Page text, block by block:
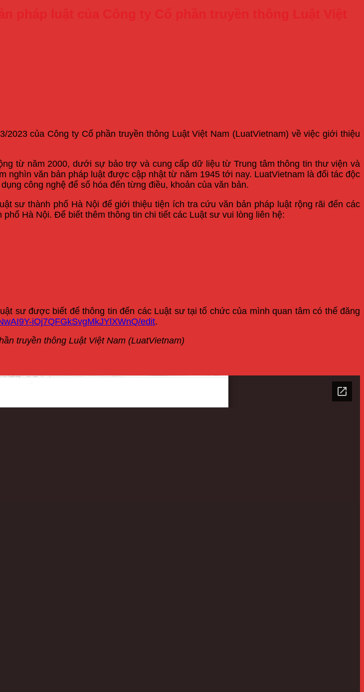
của Công ty Cổ phần truyền thông Luật Việt Nam (LuatVietnam) về việc giới thiệu
từ năm 2000, dưới sự bảo trợ và cung cấp dữ liệu từ Trung tâm thông tin thư viện và
nghìn văn bản pháp luật được cập nhật từ năm 1945 tới nay. LuatVietnam là đối tác độc
công nghệ để số hóa đến từng điều, khoản của văn bản.
sư thành phố Hà Nội để giới thiệu tiện ích tra cứu văn bản pháp luật rộng rãi đến các
Hà Nội. Để biết thêm thông tin chi tiết các Luật sư vui lòng liên hệ:
sư được biết để thông tin đến các Luật sư tại tổ chức của mình quan tâm có thể đăng
iOj7QFGkSvgMkJYlXWnQ/edit.
truyền thông Luật Việt Nam (LuatVietnam)